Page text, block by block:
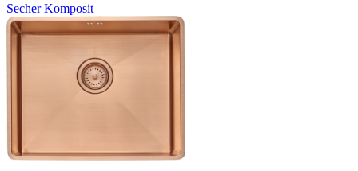
SecherKomposit